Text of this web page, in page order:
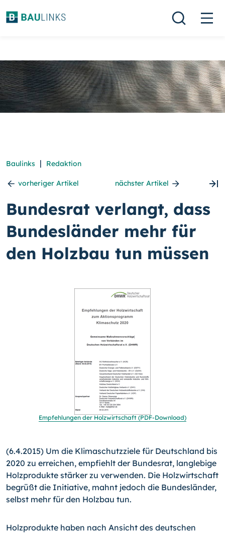
Baulinks | Redaktion
vorheriger Artikel nächster Artikel
Bundesrat verlangt, dass
Bundesländer mehr für
den Holzbau tun müssen
Empfehlungen der Holz­wirtschaft (PDF-Download)
(6.4.2015) Um die Klimaschutzziele für Deutschland bis
2020 zu erreichen, empfiehlt der Bundesrat, langlebige
Holzprodukte stärker zu verwenden. Die Holzwirtschaft
begrüßt die Initiati­ve, mahnt jedoch die Bundesländer,
selbst mehr für den Holz­bau tun.
Holzprodukte haben nach Ansicht des deutschen